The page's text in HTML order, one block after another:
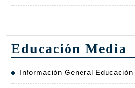
Educación Media
Información General Educación